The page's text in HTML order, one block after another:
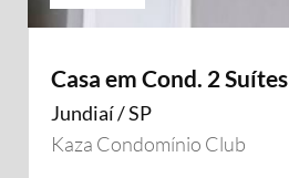
Casa em Cond. 2 Suítes
Jundiaí / SP
Kaza Condomínio Club